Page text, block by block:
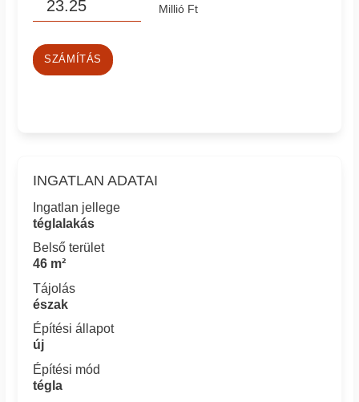
Millió Ft
SZÁMÍTÁS
INGATLAN ADATAI
Ingatlan jellege
téglalakás
Belső terület
46 m²
Tájolás
észak
Építési állapot
új
Építési mód
tégla